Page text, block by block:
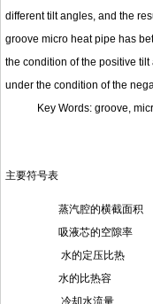
different tilt angles, and the
groove micro heat pipe has
the condition of the positive
under the condition of the
Key Words: groove, micro
主要符号表
蒸汽腔的横截面积
吸液芯的空隙率
水的定压比热
水的比热容
冷却水流量